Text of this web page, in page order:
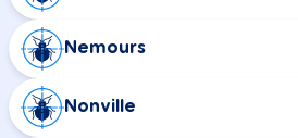
Nemours
Nonville